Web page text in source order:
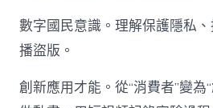
數字國民意識。理解保護隱私
播盜版。
創新應用才能。從“消費者”變為